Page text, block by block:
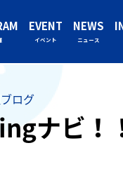
EVENT
イベント
NEWS
ニュース
ログ
ナビ！